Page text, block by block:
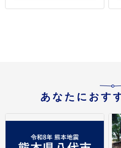
宮崎市
あなたにおす